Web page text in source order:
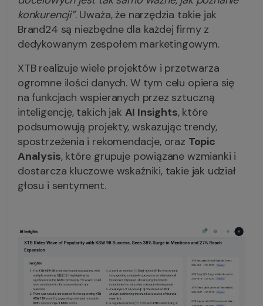
konkurencji”. Uważa, że narzędzia takie jak
Brand24 są niezbędne dla każdej firmy z
dedykowanym zespołem marketingowym.
XTB realizuje wiele projektów i przetwarza
ogromne ilości danych. W tym celu opiera się
na funkcjach wspieranych przez sztuczną
inteligencję, takich jak AI Insights, które
podsumowują projekty, wskazując trendy,
spostrzeżenia i rekomendacje, oraz Topic
Analysis, które grupuje powiązane wzmianki i
dostarcza kluczowe wskaźniki, takie jak udział
głosu i sentyment.